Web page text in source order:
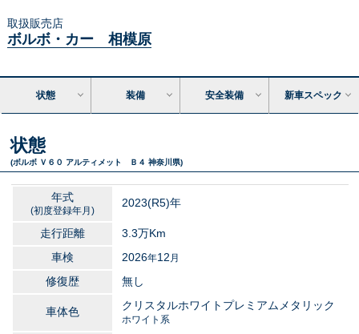
取扱販売店
ボルボ・カー 相模原
状態 装備 安全装備 新車スペック
状態
(ボルボ Ｖ６０ アルティメット Ｂ４ 神奈川県)
年式
(初度登録年月)
2023(R5)年
走行距離 3.3万Km
車検
2026年12 月
修復歴 無し
車体色 クリスタルホワイトプレミアムメタリック
ホワイト系